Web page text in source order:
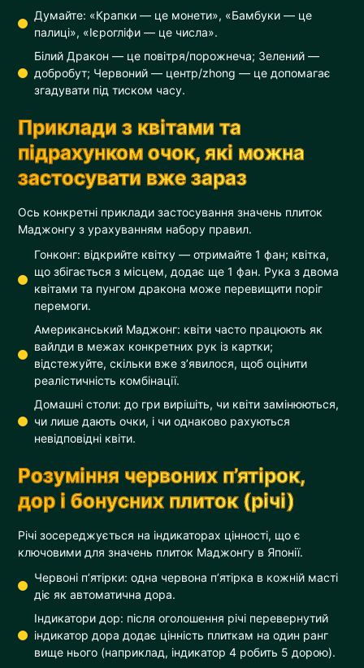
Думайте: «Крапки — це монети», «Бамбуки — це
палиці», «Ієрогліфи — це числа».
Білий Дракон — це повітря/порожнеча; Зелений —
добробут; Червоний — центр/zhong — це допомагає
згадувати під тиском часу.
Приклади з квітами та
підрахунком очок, які можна
застосувати вже зараз
Ось конкретні приклади застосування значень плиток
Маджонгу з урахуванням набору правил.
Гонконг: відкрийте квітку — отримайте 1 фан; квітка,
що збігається з місцем, додає ще 1 фан. Рука з двома
квітами та пунгом дракона може перевищити поріг
перемоги.
Американський Маджонг: квіти часто працюють як
вайлди в межах конкретних рук із картки;
відстежуйте, скільки вже з’явилося, щоб оцінити
реалістичність комбінації.
Домашні столи: до гри вирішіть, чи квіти замінюються,
чи лише дають очки, і чи однаково рахуються
невідповідні квіти.
Розуміння червоних п’ятірок,
дор і бонусних плиток (річі)
Річі зосереджується на індикаторах цінності, що є
ключовими для значень плиток Маджонгу в Японії.
Червоні п’ятірки: одна червона п’ятірка в кожній масті
діє як автоматична дора.
Індикатори дор: після оголошення річі перевернутий
індикатор дора додає цінність плиткам на один ранг
вище нього (наприклад, індикатор 4 робить 5 дорою).